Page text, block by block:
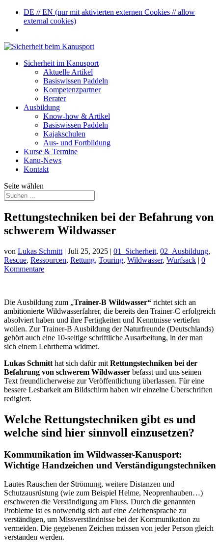
DE // EN (nur mit aktivierten externen Cookies // allow
external cookies)
Sicherheit im Kanusport
Aktuelle Artikel
Basiswissen Paddeln
Kompetenzpartner
Berater
Ausbildung
Know-how & Artikel
Basiswissen Paddeln
Kajakschulen
Aus- und Fortbildung
Kurse & Termine
Kanu-News
Kontakt
Seite wählen
Rettungstechniken bei der Befahrung von
schwerem Wildwasser
von Lukas Schmitt | Juli 25, 2025 | 01_Sicherheit, 02_Ausbildung,
Rescue, Ressourcen, Rettung, Touring, Wildwasser, Wurfsack | 0
Kommentare
Die Ausbildung zum „Trainer-B Wildwasser“ richtet sich an
ambitionierte Wildwasserfahrer, die bereits den Trainer-C erfolgreich
absolviert haben und ihre Fertigkeiten und Kenntnisse vertiefen
wollen. Zur Trainer-B Ausbildung der Naturfreunde (Deutschlands)
gehört auch eine 10-seitige schriftliche Ausarbeitung, in der man
sich einem Lehrthema widmet.
Lukas Schmitt hat sich dafür mit Rettungstechniken bei der
Befahrung von schwerem Wildwasser befasst und uns seinen
Text freundlicherweise zur Veröffentlichung überlassen. Für eine
bessere Lesbarkeit am Bildschirm haben wir einzelne Überschriften
redigiert.
Welche Rettungstechniken gibt es und
welche sind hier sinnvoll einzusetzen?
Kommunikation im Wildwasser-Kanusport:
Wichtige Handzeichen und Verständigungstechniken
Lautes Rauschen der Strömung, weitere Distanzen und
Schutzausrüstung (wie zum Beispiel Helme, Neoprenhauben…)
erschweren die Verständigung am Fluss. Durch die genannten
Probleme ist es notwendig sich auf eine Zeichensprache zu
verständigen, um Missverständnisse bei der Kommunikation zu
vermeiden. Die gegebenen Zeichen müssen von jeder Person gleich
verstanden werden.